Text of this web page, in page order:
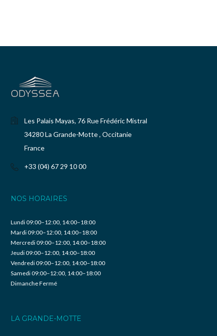
Les Palais Mayas, 76 Rue Frédéric Mistral
34280 La Grande-Motte , Occitanie
France
+33 (04) 67 29 10 00
NOS HORAIRES
Lundi 09:00–12:00, 14:00–18:00
Mardi 09:00–12:00, 14:00–18:00
Mercredi 09:00–12:00, 14:00–18:00
Jeudi 09:00–12:00, 14:00–18:00
Vendredi 09:00–12:00, 14:00–18:00
Samedi 09:00–12:00, 14:00–18:00
Dimanche Fermé
LA GRANDE-MOTTE